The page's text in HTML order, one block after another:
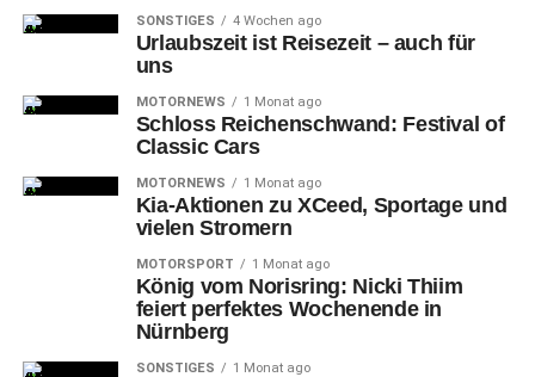
Nachwuchs-Basketball
im zweiten Viertel blieb Nürnberg dominant und
konnte so den Vorsprung vor 1028 Zuschauern zur Pause
auf 13 Zähler ausbauen (41:28).
lüfteten die Falcons und die Sparkasse dann das
Geheimnis, wie viel Geld durch den Glühweinverkauf
zusammenkam. 400 Euro wurden gezählt und durch die
Verantwortlichen der Sparkasse Nürnberg auf 1.000 Euro
SONSTIGES 4 Wochen ago
Urlaubszeit ist Reisezeit – auch für
uns
MOTORNEWS 1 Monat ago
Schloss Reichenschwand: Festival of
Classic Cars
MOTORNEWS 1 Monat ago
Kia-Aktionen zu XCeed, Sportage und
vielen Stromern
MOTORSPORT 1 Monat ago
König vom Norisring: Nicki Thiim
feiert perfektes Wochenende in
Nürnberg
SONSTIGES 1 Monat ago